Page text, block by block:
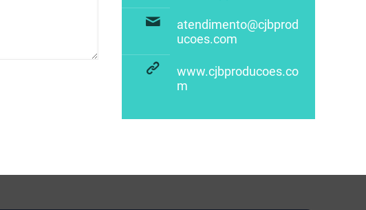
atendimento@cjbprod
ucoes.com
www.cjbproducoes.co
m